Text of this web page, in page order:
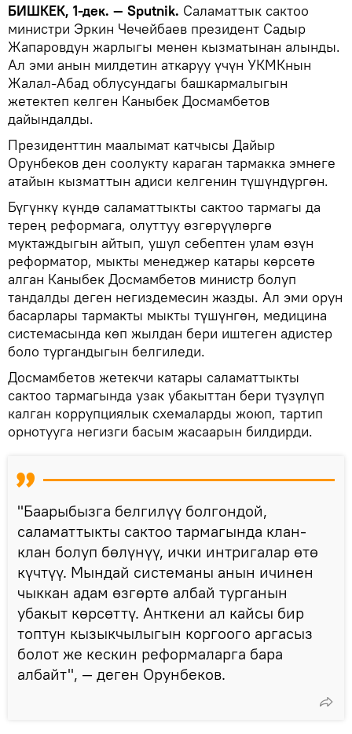
БИШКЕК, 1-дек. — Sputnik. Саламаттык сактоо
министри Эркин Чечейбаев президент Садыр
Жапаровдун жарлыгы менен кызматынан алынды.
Ал эми анын милдетин аткаруу үчүн УКМКнын
Жалал-Абад облусундагы башкармалыгын
жетектеп келген Каныбек Досмамбетов
дайындалды.
Президенттин маалымат катчысы Дайыр
Орунбеков ден соолукту караган тармакка эмнеге
атайын кызматтын адиси келгенин түшүндүргөн.
Бүгүнкү күндө саламаттыкты сактоо тармагы да
терең реформага, олуттуу өзгөрүүлөргө
муктаждыгын айтып, ушул себептен улам өзүн
реформатор, мыкты менеджер катары көрсөтө
алган Каныбек Досмамбетов министр болуп
тандалды деген негиздемесин жазды. Ал эми орун
басарлары тармакты мыкты түшүнгөн, медицина
системасында көп жылдан бери иштеген адистер
боло тургандыгын белгиледи.
Досмамбетов жетекчи катары саламаттыкты
сактоо тармагында узак убакыттан бери түзүлүп
калган коррупциялык схемаларды жоюп, тартип
орнотууга негизги басым жасаарын билдирди.
"Баарыбызга белгилүү болгондой,
саламаттыкты сактоо тармагында клан-
клан болуп бөлүнүү, ички интригалар өтө
күчтүү. Мындай системаны анын ичинен
чыккан адам өзгөртө албай турганын
убакыт көрсөттү. Анткени ал кайсы бир
топтун кызыкчылыгын коргоого аргасыз
болот же кескин реформаларга бара
албайт", — деген Орунбеков.